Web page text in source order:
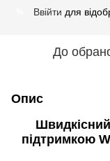
Ввійти для
До
Опис
підтримкою